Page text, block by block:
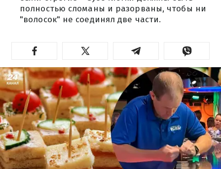
полностью сломаны и разорваны, чтобы ни
"волосок" не соединял две части.